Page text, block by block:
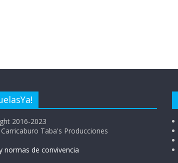
2016-2023
Carricaburo Taba's Producciones
normas de convivencia